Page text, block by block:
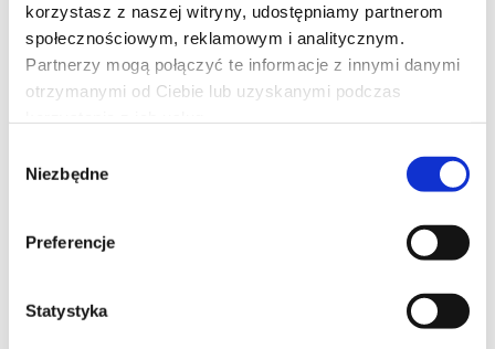
korzystasz z naszej witryny, udostępniamy partnerom
społecznościowym, reklamowym i analitycznym.
Partnerzy mogą połączyć te informacje z innymi danymi
otrzymanymi od Ciebie lub uzyskanymi podczas
zgody
Niezbędne
Preferencje
Statystyka
Mandalorian i Grogu dubbing
Złowrogie Imperium upadło, a imperialni watażkowie wciąż są
rozproszeni po całej galaktyce. Nowo powstała Nowa Republika,
o pomoc do legendarnego mandaloriańskiego łowcy nagród, Dina
Djarina, i jego młodego ucznia, Grogu.